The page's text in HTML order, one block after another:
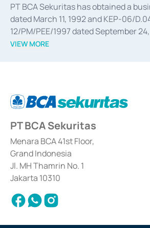
PT BCA Sekuritas has obtained a
dated March 11, 1992 and KEP-06/
12/PM/PEE/1997 dated September
divestments, and joint ventures
Settlement of Commercial Paper
VIEW MORE
PT BCA Sekuritas
Menara BCA 41st Floor,
Grand Indonesia
Jl. MH Thamrin No. 1
Jakarta 10310